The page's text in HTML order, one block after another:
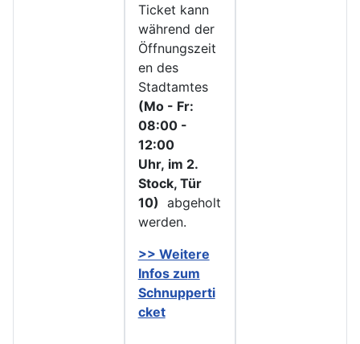
Ticket kann
während der
Öffnungszeit
en des
Stadtamtes
(Mo - Fr:
08:00 -
12:00
Uhr, im 2.
Stock, Tür
10) abgeholt
werden.
>> Weitere
Infos zum
Schnupperti
cket